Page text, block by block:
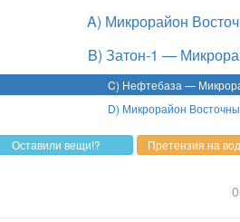
A) Микрорайон
B) Затон-1 —
C) Нефтебаза —
D) Микрорайон